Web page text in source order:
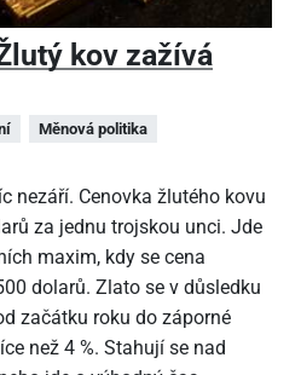
kov zažívá
Měnová politika
nezáří. Cenovka žlutého kovu
za jednu trojskou unci. Jde
maxim, kdy se cena
dolarů. Zlato se v důsledku
začátku roku do záporné
než 4 %. Stahují se nad